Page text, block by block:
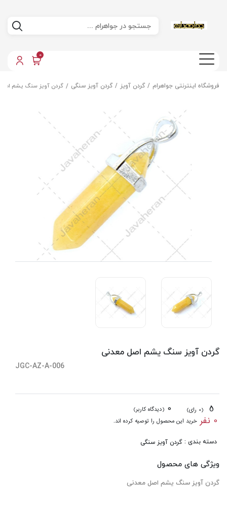
0
فروشگاه اینترنتی جواهرام گردن آویز گردن آویز سنگی گردن آویز سنگ یشم
گردن آویز سنگ یشم اصل معدنی
JGC-AZ-A-006
(0 رای) 0 (دیدگاه کاربر)
0 نفر خرید این محصول را توصیه کرده اند.
دسته بندی : گردن آویز سنگی
ویژگی های محصول
گردن آویز سنگ یشم اصل معدنی